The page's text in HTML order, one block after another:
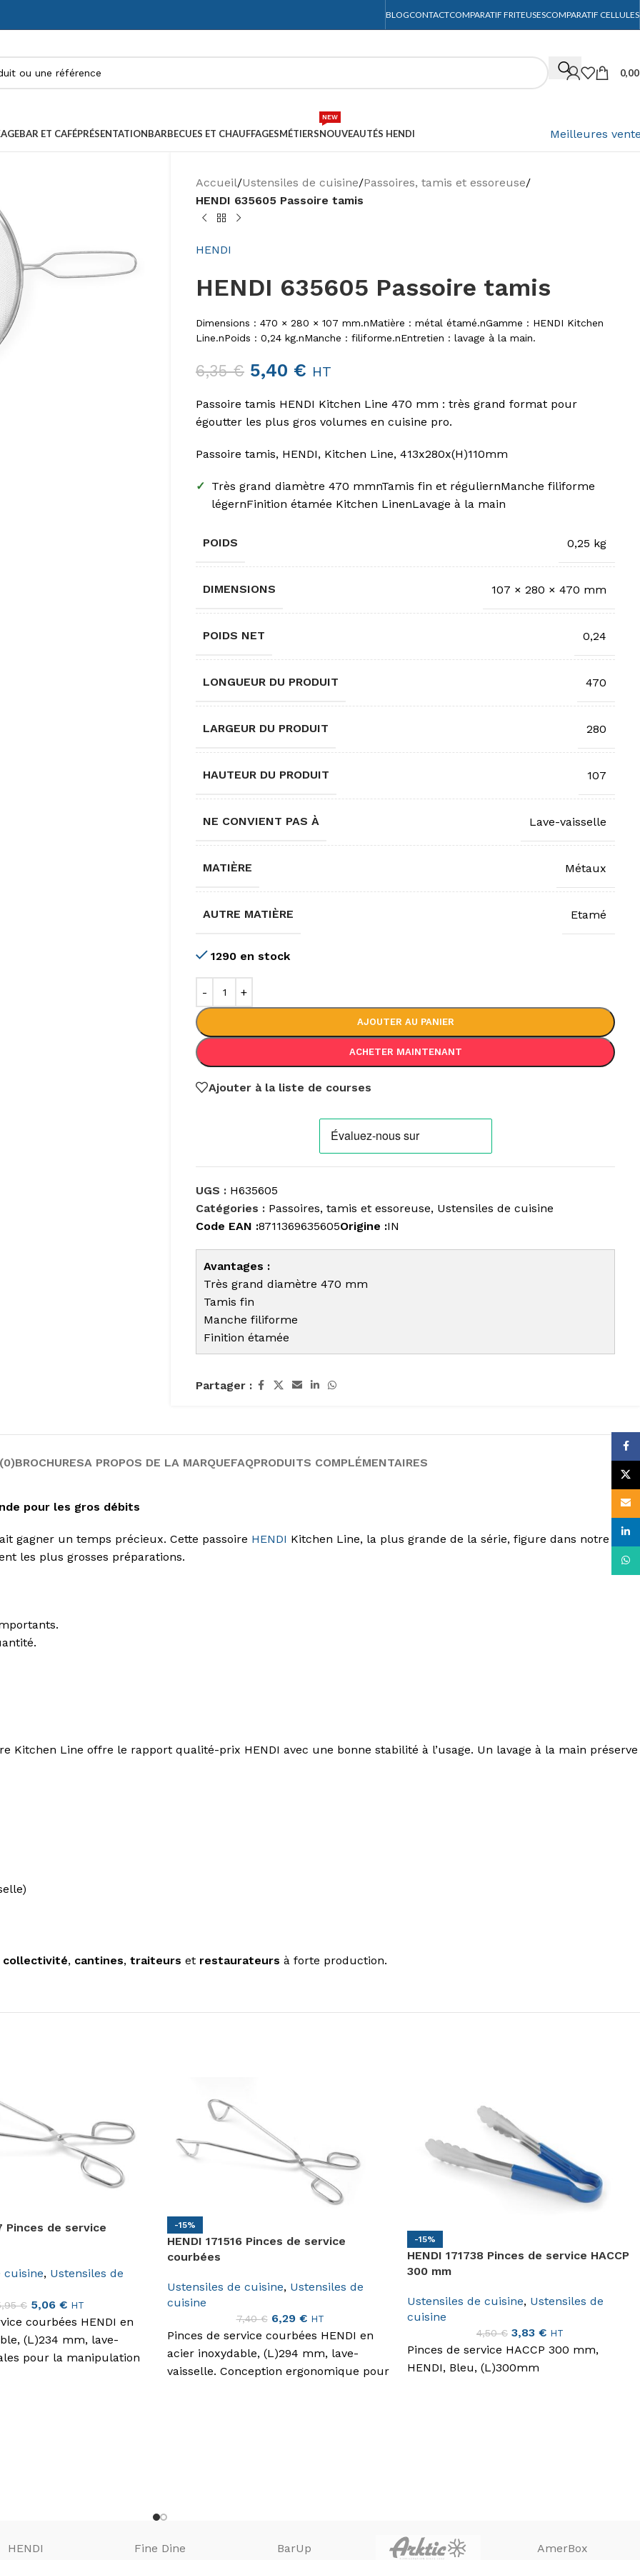
BLOGCONTACTCOMPARATIF FRITEUSESCOMPARATIF CELLULES
BAR ET CAFÉPRÉSENTATIONBARBECUES ET CHAUFFAGESMÉTIERSNOUVEAUTÉS HENDI
NEW
Meilleures
Accueil/Ustensiles de cuisine/Passoires, tamis et essoreuse/
HENDI 635605 Passoire tamis
HENDI
HENDI 635605 Passoire tamis
Dimensions : 470 × 280 × 107 mm.nMatière : métal étamé.nGamme : HENDI Kitchen
Line.nPoids : 0,24 kg.nManche : filiforme.nEntretien : lavage à la main.
6,35€ 5,40 € HT
Passoire tamis HENDI Kitchen Line 470 mm : très grand format pour
égoutter les plus gros volumes en cuisine pro.
Passoire tamis, HENDI, Kitchen Line, 413x280x(H)110mm
✓ Très grand diamètre 470 mmnTamis fin et réguliernManche filiforme
légernFinition étamée Kitchen LinenLavage à la main
POIDS 0,25 kg
DIMENSIONS 107 × 280 × 470 mm
POIDS NET 0,24
LONGUEUR DU PRODUIT 470
LARGEUR DU PRODUIT 280
HAUTEUR DU PRODUIT 107
NE CONVIENT PAS À Lave-vaisselle
MATIÈRE Métaux
AUTRE MATIÈRE Etamé
1290 en stock
AJOUTER AU PANIER
ACHETER MAINTENANT
Ajouter à la liste de courses
UGS : H635605
Catégories : Passoires, tamis et essoreuse, Ustensiles de cuisine
Code EAN :8711369635605Origine :IN
Avantages :
Très grand diamètre 470 mm
Tamis fin
Manche filiforme
Finition étamée
Partager :
BROCHURESA PROPOS DE LA MARQUEFAQPRODUITS COMPLÉMENTAIRES
pour les gros débits
gagner un temps précieux. Cette passoire HENDI Kitchen Line, la plus grande de la série, figure dans notre
les plus grosses préparations.
Kitchen Line offre le rapport qualité-prix HENDI avec une bonne stabilité à l’usage. Un lavage à la main préserve
collectivité, cantines, traiteurs et restaurateurs à forte production.
Pinces de service
cuisine, Ustensiles de
€ 5,06 € HT
courbées HENDI en
(L)234 mm, lave-
pour la manipulation
-15%
HENDI 171516 Pinces de service
courbées
Ustensiles de cuisine, Ustensiles de
cuisine
7,40€ 6,29 € HT
Pinces de service courbées HENDI en
acier inoxydable, (L)294 mm, lave-
vaisselle. Conception ergonomique pour
-15%
HENDI 171738 Pinces de service HACCP
300 mm
Ustensiles de cuisine, Ustensiles de
cuisine
4,50€ 3,83 € HT
Pinces de service HACCP 300 mm,
HENDI, Bleu, (L)300mm
HENDI Fine Dine BarUp AmerBox
Email